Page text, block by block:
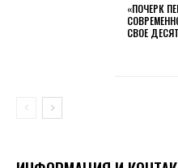
«ПОЧЕРК
СВОЕ